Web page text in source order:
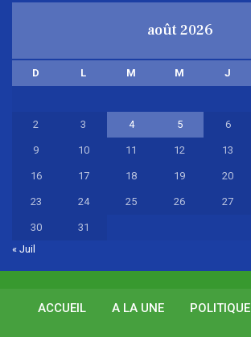
août 2026
D L M M J
2 3 4 5 6
9 10 11 12 13
16 17 18 19 20
23 24 25 26 27
30
31
« Juil
ACCUEIL A LA UNE POLITIQUE